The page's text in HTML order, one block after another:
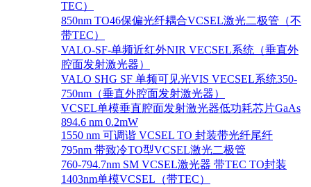
TEC）
850nm TO46保偏光纤耦合VCSEL激光二极管（不
带TEC）
VALO-SF-单频近红外NIR VECSEL系统（垂直外
腔面发射激光器）
VALO SHG SF 单频可见光VIS VECSEL系统350-
750nm（垂直外腔面发射激光器）
VCSEL单模垂直腔面发射激光器低功耗芯片GaAs
894.6 nm 0.2mW
1550 nm 可调谐 VCSEL TO 封装带光纤尾纤
795nm 带致冷TO型VCSEL激光二极管
760-794.7nm SM VCSEL激光器 带TEC TO封装
1403nm单模VCSEL（带TEC）